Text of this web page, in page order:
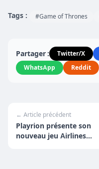
Tags : #Game of Thrones
Partager : Twitter/X
WhatsApp
Reddit
← Article précédent
Playrion présente son
nouveau jeu Airlines